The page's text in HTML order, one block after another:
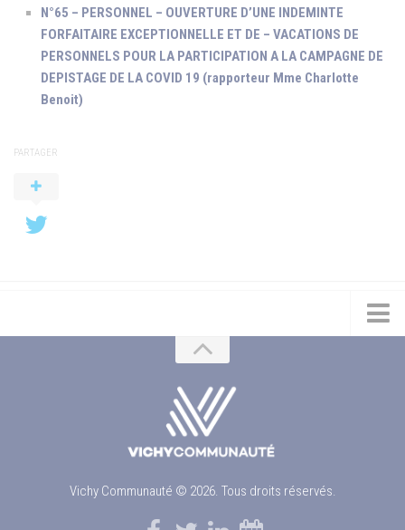
N°65 – PERSONNEL – OUVERTURE D’UNE INDEMINTE
FORFAITAIRE EXCEPTIONNELLE ET DE – VACATIONS DE
PERSONNELS POUR LA PARTICIPATION A LA CAMPAGNE DE
DEPISTAGE DE LA COVID 19 (rapporteur Mme Charlotte
Benoit)
PARTAGER
Vichy Communauté © 2026. Tous droits réservés.